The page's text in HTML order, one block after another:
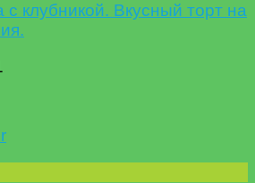
с клубникой. Вкусный торт на